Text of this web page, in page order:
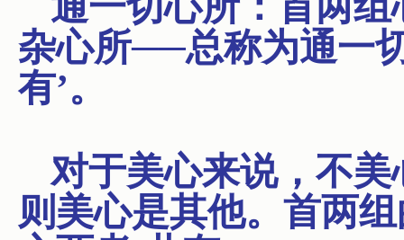
杂心所──总称为通一
有’。
对于美心来说，不
则美心是其他。首两